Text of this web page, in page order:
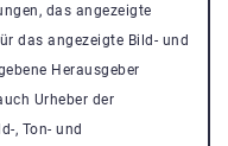
das angezeigte
das angezeigte Bild- und
Herausgeber
Urheber der
, Ton- und